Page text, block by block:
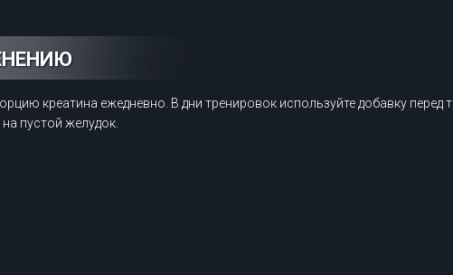
креатина ежедневно. В дни тренировок используйте добавку перед
пустой желудок.